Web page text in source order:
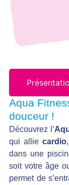
Aqua
douceur !
Découvrez l’
qui allie cardio,
dans une
soit votre âge
permet de